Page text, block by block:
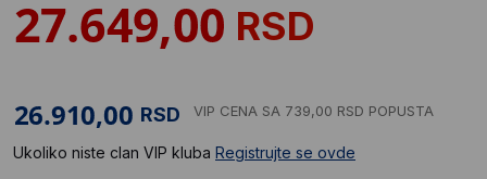
RSD
RSD VIP CENA SA 739,00 RSD POPUSTA
Ukoliko niste clan VIP kluba Registrujte se ovde